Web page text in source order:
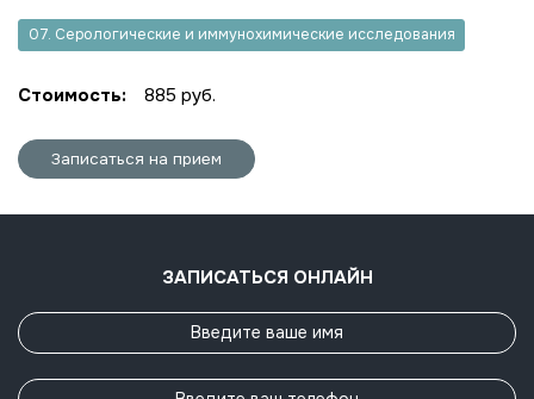
07. Серологические и иммунохимические исследования
Стоимость: 885 руб.
Записаться на прием
ЗАПИСАТЬСЯ ОНЛАЙН